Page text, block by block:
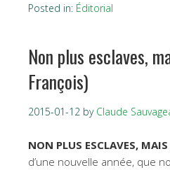
Posted in: Éditorial
Non plus esclaves,
François)
2015-01-12 by Claude
NON PLUS ESCLAVES, MAIS
d’une nouvelle année, que